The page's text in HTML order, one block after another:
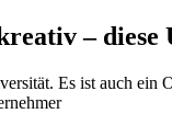
–
Es ist auch